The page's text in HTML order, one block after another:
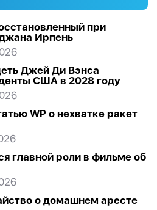
при
Ирпень
Джей Ди Вэнса
США в 2028 году
WP о нехватке ракет
главной роли в фильме об
о домашнем аресте